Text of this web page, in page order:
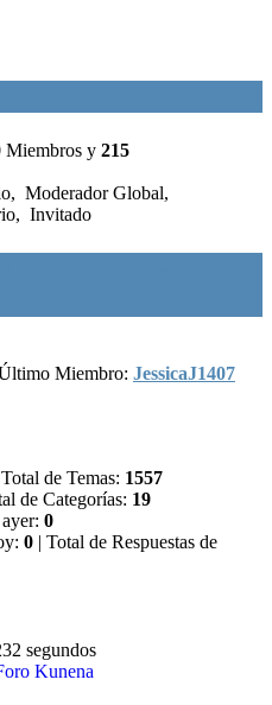
Miembros y 215
, Moderador Global,
, Invitado
Miembro: JessicaJ1407
Total de Temas: 1557
de Categorías: 19
0
0 | Total de Respuestas de
segundos
Kunena